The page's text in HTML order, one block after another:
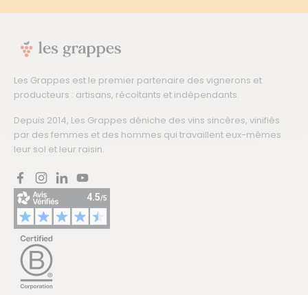
Les Grappes est le premier partenaire des vignerons et
producteurs : artisans, récoltants et indépendants.
Depuis 2014, Les Grappes déniche des vins sincères, vinifiés
par des femmes et des hommes qui travaillent eux-mêmes
leur sol et leur raisin.
FacebookInstagram
LinkedInYouTube